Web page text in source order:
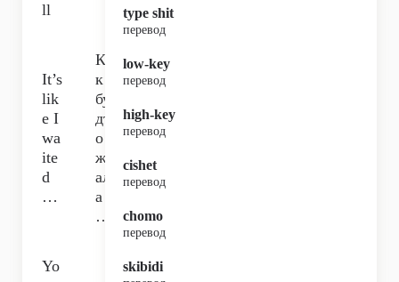
ll
It’s
lik
e I
wa
ite
d
…
Ка
к
бу
дт
о я
жд
ал
а
…
Yo
type shit
перевод
low-key
перевод
high-key
перевод
cishet
перевод
chomo
перевод
skibidi